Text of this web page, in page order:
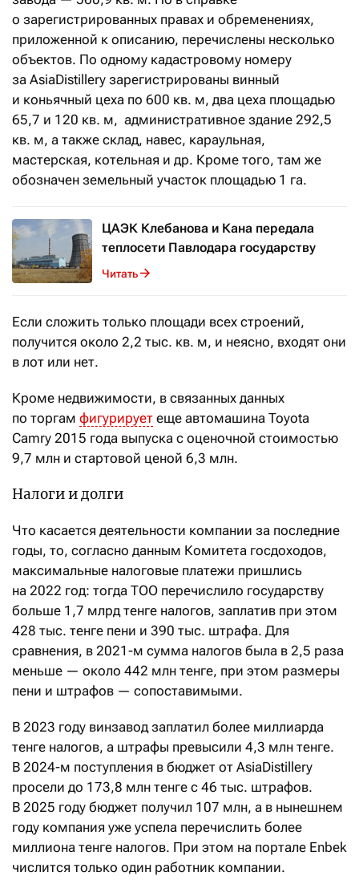
о зарегистрированных правах и обременениях,
приложенной к описанию, перечислены несколько
объектов. По одному кадастровому номеру
за AsiaDistillery зарегистрированы винный
и коньячный цеха по 600 кв. м, два цеха площадью
65,7 и 120 кв. м, административное здание 292,5
кв. м, а также склад, навес, караульная,
мастерская, котельная и др. Кроме того, там же
обозначен земельный участок площадью 1 га.
ЦАЭК Клебанова и Кана передала
теплосети Павлодара государству
Читать
Если сложить только площади всех строений,
получится около 2,2 тыс. кв. м, и неясно, входят они
в лот или нет.
Кроме недвижимости, в связанных данных
по торгам фигурирует еще автомашина Toyota
Camry 2015 года выпуска с оценочной стоимостью
9,7 млн и стартовой ценой 6,3 млн.
Налоги и долги
Что касается деятельности компании за последние
годы, то, согласно данным Комитета госдоходов,
максимальные налоговые платежи пришлись
на 2022 год: тогда ТОО перечислило государству
больше 1,7 млрд тенге налогов, заплатив при этом
428 тыс. тенге пени и 390 тыс. штрафа. Для
сравнения, в 2021-м сумма налогов была в 2,5 раза
меньше — около 442 млн тенге, при этом размеры
пени и штрафов — сопоставимыми.
В 2023 году винзавод заплатил более миллиарда
тенге налогов, а штрафы превысили 4,3 млн тенге.
В 2024-м поступления в бюджет от AsiaDistillery
просели до 173,8 млн тенге с 46 тыс. штрафов.
В 2025 году бюджет получил 107 млн, а в нынешнем
году компания уже успела перечислить более
миллиона тенге налогов. При этом на портале Enbek
числится только один работник компании.